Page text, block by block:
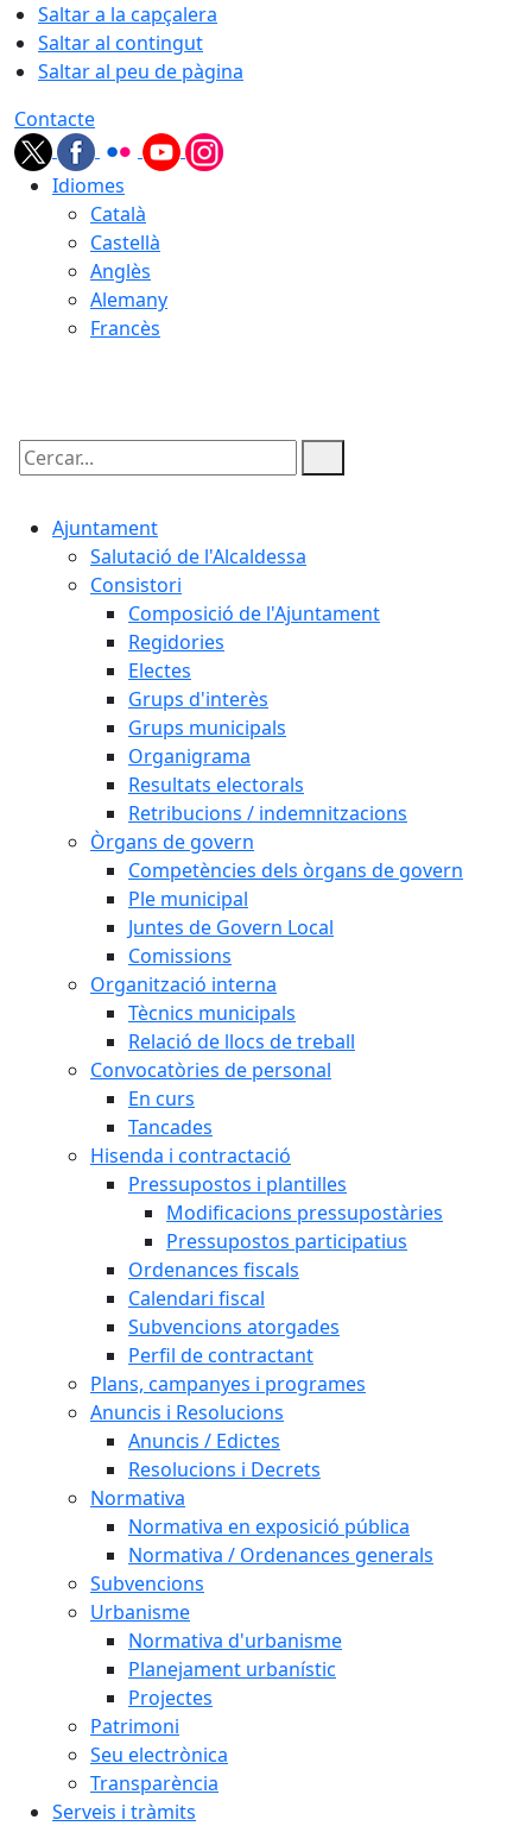
Saltar a la capçalera
Saltar al contingut
Saltar al peu de pàgina
Contacte
Idiomes
Català
Castellà
Anglès
Alemany
Francès
Cercar:
Ajuntament
Salutació de l'Alcaldessa
Consistori
Composició de l'Ajuntament
Regidories
Electes
Grups d'interès
Grups municipals
Organigrama
Resultats electorals
Retribucions / indemnitzacions
Òrgans de govern
Competències dels òrgans de govern
Ple municipal
Juntes de Govern Local
Comissions
Organització interna
Tècnics municipals
Relació de llocs de treball
Convocatòries de personal
En curs
Tancades
Hisenda i contractació
Pressupostos i plantilles
Modificacions pressupostàries
Pressupostos participatius
Ordenances fiscals
Calendari fiscal
Subvencions atorgades
Perfil de contractant
Plans, campanyes i programes
Anuncis i Resolucions
Anuncis / Edictes
Resolucions i Decrets
Normativa
Normativa en exposició pública
Normativa / Ordenances generals
Subvencions
Urbanisme
Normativa d'urbanisme
Planejament urbanístic
Projectes
Patrimoni
Seu electrònica
Transparència
Serveis i tràmits